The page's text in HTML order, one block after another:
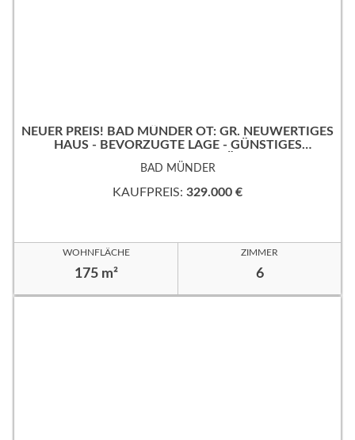
NEUER PREIS! BAD MÜNDER OT: GR. NEUWERTIGES
HAUS - BEVORZUGTE LAGE - GÜNSTIGES
ERBPACHTGRUNDSTÜCK!
BAD MÜNDER
KAUFPREIS: 329.000 €
WOHNFLÄCHE
175 m²
ZIMMER
6